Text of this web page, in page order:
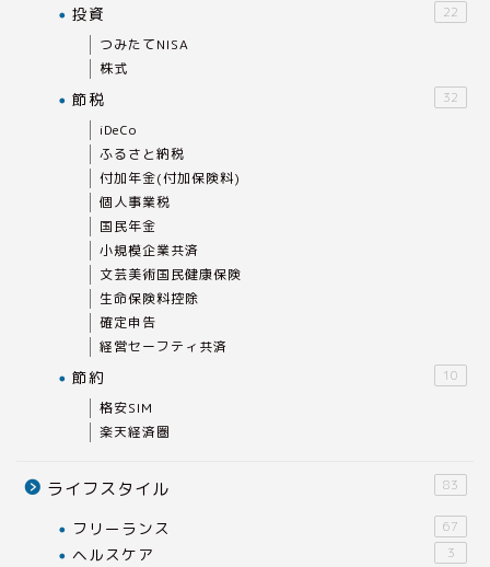
投資 22
つみたてNISA
株式
節税 32
iDeCo
ふるさと納税
付加年金(付加保険料)
個人事業税
国民年金
小規模企業共済
文芸美術国民健康保険
生命保険料控除
確定申告
経営セーフティ共済
節約 10
格安SIM
楽天経済圏
ライフスタイル 83
フリーランス 67
ヘルスケア 3